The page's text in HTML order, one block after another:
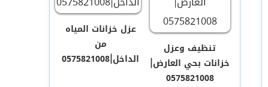
تنظيف وعزل
خزانات بحي العارض|
0575821008
عزل خزانات المياه
من
الداخل|0575821008